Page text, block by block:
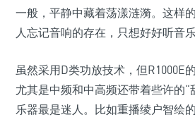
一般，平静中藏着荡漾涟漪。这样
人忘记音响的存在，只想好好听音乐
虽然采用D类功放技术，但R1000E
尤其是中频和中高频还带着些许的“
乐器最是迷人。比如重播绫户智绘